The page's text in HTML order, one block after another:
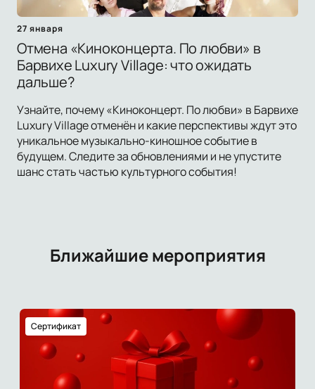
27 января
Отмена «Киноконцерта. По любви» в
Барвихе Luxury Village: что ожидать
дальше?
Узнайте, почему «Киноконцерт. По любви» в Барвихе
Luxury Village отменён и какие перспективы ждут это
уникальное музыкально-киношное событие в
будущем. Следите за обновлениями и не упустите
шанс стать частью культурного события!
Ближайшие мероприятия
Сертификат